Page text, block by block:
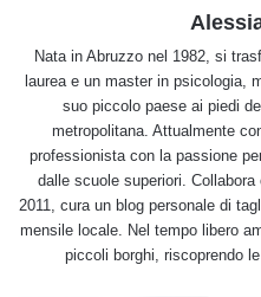
Nata in Abruzzo nel 1982, si
laurea e un master in psicologia,
suo piccolo paese ai piedi
metropolitana. Attualmente
professionista con la passione
dalle scuole superiori.
2011, cura un blog personale di
mensile locale. Nel tempo libero
piccoli borghi, riscoprendo